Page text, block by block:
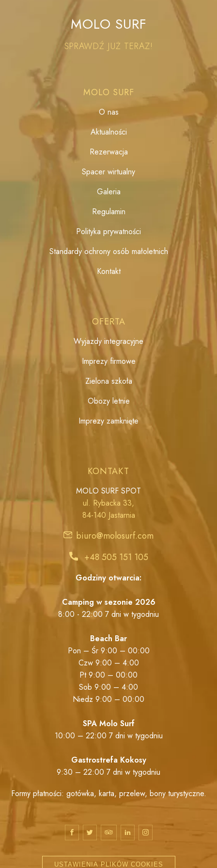
MOLO SURF
SPRAWDŹ JUŻ TERAZ!
MOLO SURF
O nas
Aktualności
Rezerwacja
Spacer wirtualny
Galeria
Regulamin
Polityka prywatności
Standardy ochrony osób małoletnich
Kontakt
OFERTA
Wyjazdy integracyjne
Imprezy firmowe
Zielona szkoła
Obozy letnie
Imprezy zamknięte
KONTAKT
MOLO SURF SPOT
ul. Rybacka 33,
84-140 Jastarnia
biuro@molosurf.com
+48 505 151 105
Godziny otwarcia:
Camping w sezonie 2026
8:00 - 22:00 7 dni w tygodniu
Beach Bar
Pon – Śr 9:00 – 00:00
Czw 9:00 – 4:00
Pt 9:00 – 00:00
Sob 9:00 – 4:00
Niedz 9:00 – 00:00
SPA Molo Surf
10:00 – 22:00 7 dni w tygodniu
Gastrostrefa Kokosy
9:30 – 22:00 7 dni w tygodniu
Formy płatności: gotówka, karta, przelew, bony turystyczne.
USTAWIENIA PLIKÓW COOKIES